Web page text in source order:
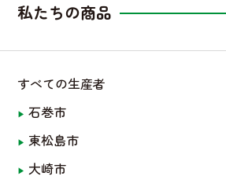
すべての生産者
石巻市
東松島市
大崎市
私たちの商品